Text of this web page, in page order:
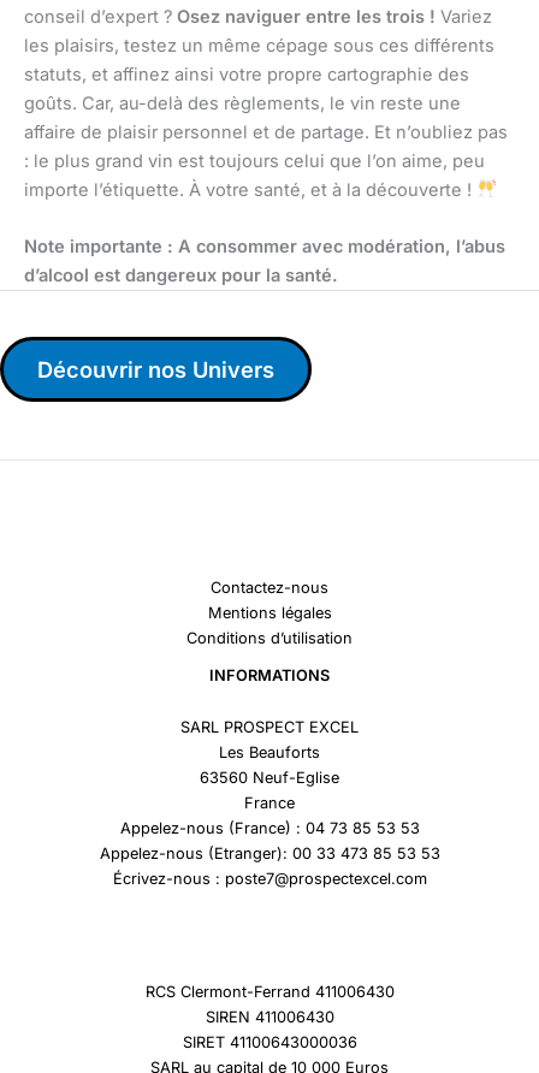
conseil d’expert ? Osez naviguer entre les trois ! Variez
les plaisirs, testez un même cépage sous ces différents
statuts, et affinez ainsi votre propre cartographie des
goûts. Car, au-delà des règlements, le vin reste une
affaire de plaisir personnel et de partage. Et n’oubliez pas
: le plus grand vin est toujours celui que l’on aime, peu
importe l’étiquette. À votre santé, et à la découverte !
Note importante : A consommer avec modération, l’abus
d’alcool est dangereux pour la santé.
Découvrir nos Univers
Contactez-nous
Mentions légales
Conditions d’utilisation
INFORMATIONS
SARL PROSPECT EXCEL
Les Beauforts
63560 Neuf-Eglise
France
Appelez-nous (France) : 04 73 85 53 53
Appelez-nous (Etranger): 00 33 473 85 53 53
Écrivez-nous : poste7@prospectexcel.com
RCS Clermont-Ferrand 411006430
SIREN 411006430
SIRET 41100643000036
SARL au capital de 10 000 Euros